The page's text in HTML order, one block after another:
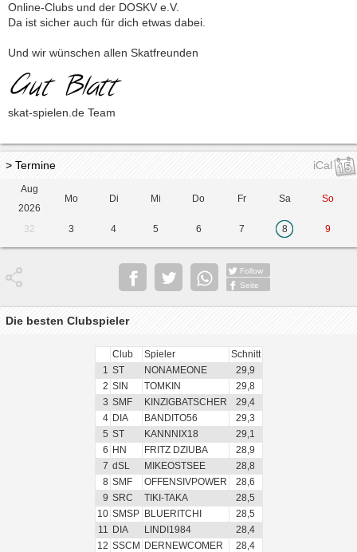
Online-Clubs und der DOSKV e.V.
Da ist sicher auch für dich etwas dabei.
Und wir wünschen allen Skatfreunden
skat-spielen.de Team
> Termine iCal
Aug
2026
Mo Di Mi Do Fr Sa So
32 3 4 5 6 7 8 9
Follow
Seite
Die besten Clubspieler
Club Spieler
Schnitt
1 ST NONAMEONE
29,9
2 SIN TOMKIN
29,8
3 SMF KINZIGBATSCHER
29,4
4 DIA BANDITO56
29,3
5 ST KANNNIX18
29,1
6 HN FRITZ DZIUBA
28,9
7 dSL MIKEOSTSEE
28,8
8 SMF OFFENSIVPOWER
28,6
9 SRC TIKI-TAKA
28,5
10 SMSP BLUERITCHI
28,5
11 DIA LINDI1984
28,4
12 SSCM DERNEWCOMER
28,4